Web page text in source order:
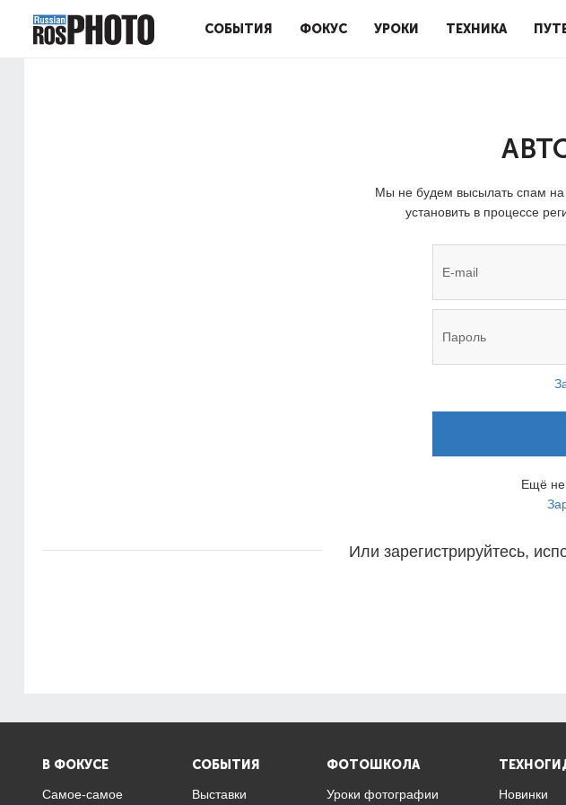
СОБЫТИЯ ФОКУС УРОКИ ТЕХНИКА
Мы не будем высылать спам
установить в процессе
Ещё не
Или зарегистрируйтесь,
В ФОКУСЕ
Самое-самое
СОБЫТИЯ
Выставки
ФОТОШКОЛА
Уроки фотографии Новинки